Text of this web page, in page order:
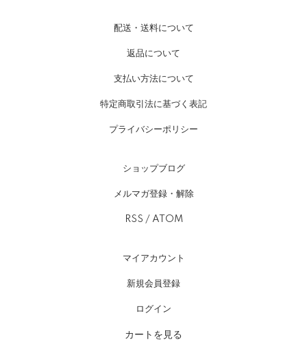
配送・送料について
返品について
支払い方法について
特定商取引法に基づく表記
プライバシーポリシー
ショップブログ
メルマガ登録・解除
RSS / ATOM
マイアカウント
新規会員登録
ログイン
カートを見る